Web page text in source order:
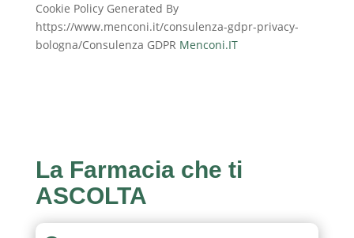
Cookie Policy Generated By
https://www.menconi.it/consulenza-gdpr-privacy-
bologna/Consulenza GDPR Menconi.IT
La Farmaciache ti
ASCOLTA